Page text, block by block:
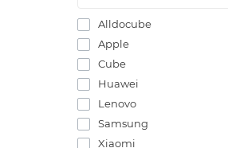
Alldocube
Apple
Cube
Huawei
Lenovo
Samsung
Xiaomi